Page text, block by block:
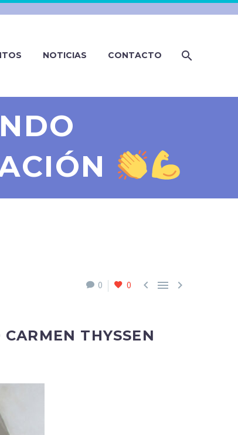
NOTICIAS CONTACTO
0 0   
THYSSEN